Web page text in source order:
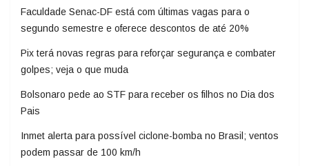
Faculdade Senac-DF está com últimas vagas para o
segundo semestre e oferece descontos de até 20%
Pix terá novas regras para reforçar segurança e combater
golpes; veja o que muda
Bolsonaro pede ao STF para receber os filhos no Dia dos
Pais
Inmet alerta para possível ciclone-bomba no Brasil; ventos
podem passar de 100 km/h